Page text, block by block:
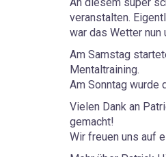
veranstalten.
war das Wetter
Am Samstag
Mentaltraining.
Am Sonntag wurde
Vielen Dank an
gemacht!
Wir freuen uns auf